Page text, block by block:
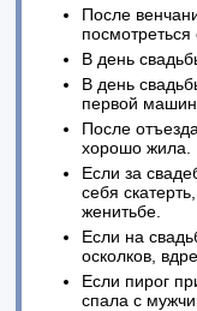
После
В день
В день
первой
После
хорошо жила.
Если за
себя
женитьбе.
Если на
осколков,
Если пирог
спала с